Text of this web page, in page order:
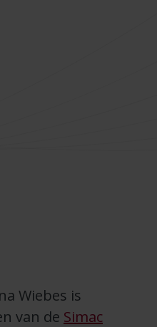
Wiebes is
van de Simac